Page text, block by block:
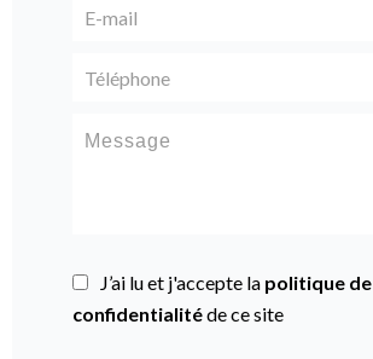
J’ai lu et j'accepte la politique de
confidentialitéde ce site